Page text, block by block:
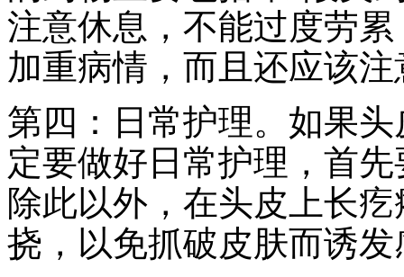
注意休息，不能过度劳
加重病情，而且还应该
第四：日常护理。如果
定要做好日常护理，首
除此以外，在头皮上长
挠，以免抓破皮肤而诱发